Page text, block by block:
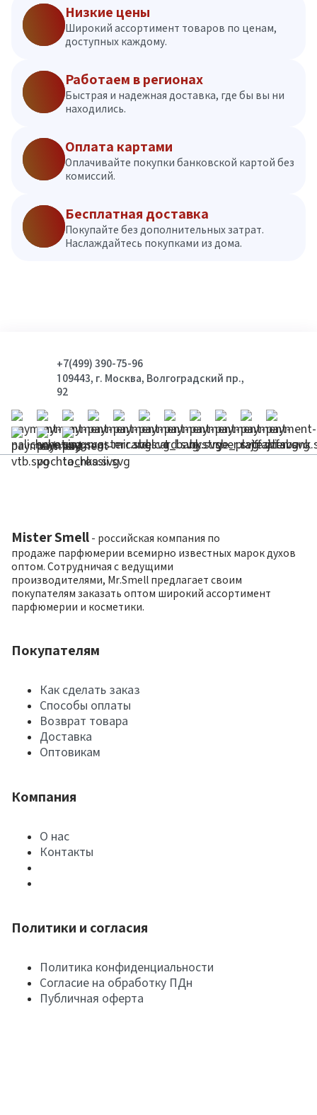
Низкие цены
Широкий ассортимент товаров по ценам,
доступных каждому.
Работаем в регионах
Быстрая и надежная доставка, где бы вы ни
находились.
Оплата картами
Оплачивайте покупки банковской картой без
комиссий.
Бесплатная доставка
Покупайте без дополнительных затрат.
Наслаждайтесь покупками из дома.
+7(499) 390-75-96
109443, г. Москва, Волгоградский пр.,
92
Mister Smell - российская компания по
продаже парфюмерии всемирно известных марок духов
оптом. Сотрудничая с ведущими
производителями, Mr.Smell предлагает своим
покупателям заказать оптом широкий ассортимент
парфюмерии и косметики.
Покупателям
Как сделать заказ
Способы оплаты
Возврат товара
Доставка
Оптовикам
Компания
О нас
Контакты
Политики и согласия
Политика конфиденциальности
Согласие на обработку ПДн
Публичная оферта